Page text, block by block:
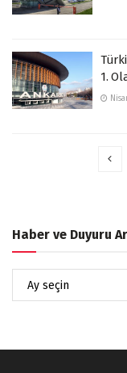
1.
Haber ve Duyuru